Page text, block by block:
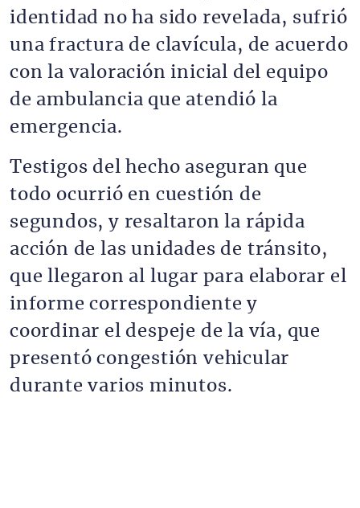
identidad no ha sido revelada, sufrió
una fractura de clavícula, de acuerdo
con la valoración inicial del equipo
de ambulancia que atendió la
emergencia.
Testigos del hecho aseguran que
todo ocurrió en cuestión de
segundos, y resaltaron la rápida
acción de las unidades de tránsito,
que llegaron al lugar para elaborar el
informe correspondiente y
coordinar el despeje de la vía, que
presentó congestión vehicular
durante varios minutos.